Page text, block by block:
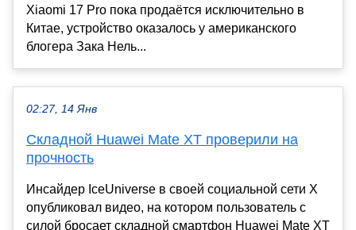
Xiaomi 17 Pro пока продаётся исключительно в
Китае, устройство оказалось у американского
блогера Зака Нель...
02:27, 14 Янв
Складной Huawei Mate XT проверили на
прочность
Инсайдер IceUniverse в своей социальной сети X
опубликовал видео, на котором пользователь с
силой бросает складной смартфон Huawei Mate XT